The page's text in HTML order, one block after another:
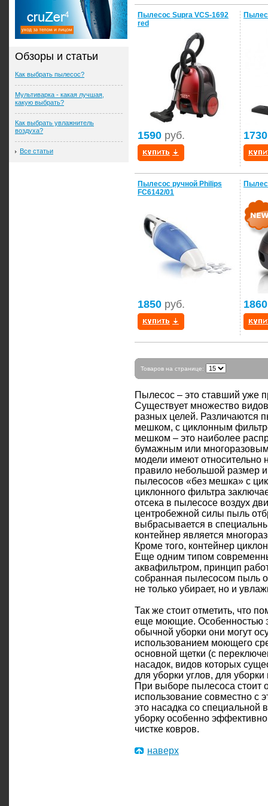
Пылесос Supra VCS-1692
red
1590 руб. 1730
Пылесос ручной Philips
FC6142/01
1850 руб. 1860
Товаров на странице:
Пылесос – это ставший уже
Существует множество
разных целей. Различаются
мешком, с циклонным
мешком – это наиболее
бумажным или
модели имеют относительно
правило небольшой размер
пылесосов «без мешка» с
циклонного фильтра
отсека в пылесосе воздух
центробежной силы пыль
выбрасывается в
контейнер является
Кроме того, контейнер
Еще одним типом
аквафильтром, принцип
собранная пылесосом пыль
не только убирает, но и
Так же стоит отметить, что
еще моющие. Особенностью
обычной уборки они могут
использованием моющего
основной щетки (с
насадок, видов которых
для уборки углов, для
При выборе пылесоса стоит
использование совместно с
это насадка со
уборку особенно
чистке ковров.
наверх
Обзоры и статьи
Как выбрать пылесос?
Мультиварка - какая лучшая,
какую выбрать?
Как выбрать увлажнитель
воздуха?
Все статьи